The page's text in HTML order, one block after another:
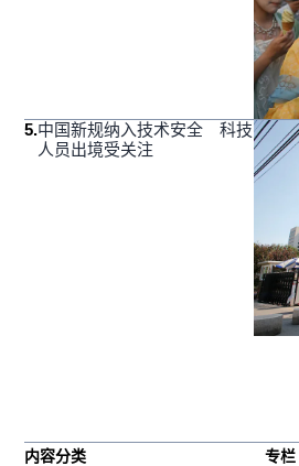
5.中国新规纳入技术安全 科技
人员出境受关注
内容分类 专栏